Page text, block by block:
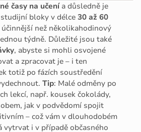
časy na učenía důsledně je
bloky v délce30 až 60
než několikahodinový
týdně. Důležité jsou také
, abyste si mohli osvojené
a zpracovat je – i ten
totiž po fázích soustředění
Tip: Malé odměny po
lekcí, např. kousek čokolády,
jak v podvědomí spojit
– což vám v dlouhodobém
vytrvat i v případě občasného